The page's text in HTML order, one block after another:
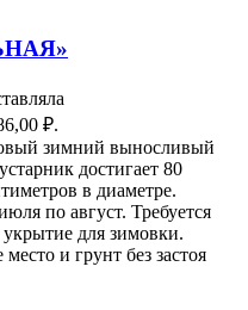
₽.
зимний выносливый
достигает 80
в диаметре.
по август. Требуется
укрытие для зимовки.
и грунт без застоя